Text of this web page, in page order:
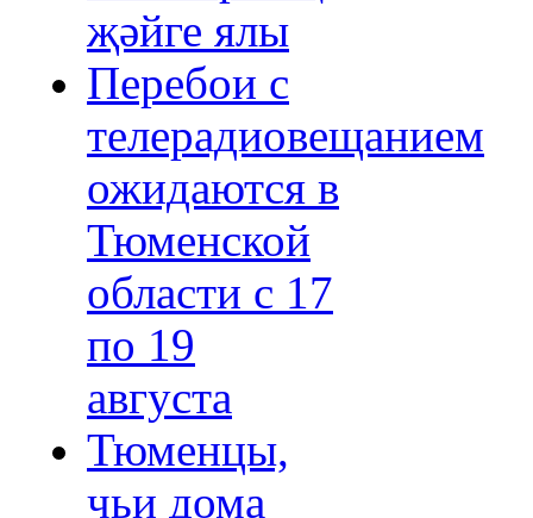
җәйге ялы
Перебои с
телерадиовещанием
ожидаются в
Тюменской
области с 17
по 19
августа
Тюменцы,
чьи дома